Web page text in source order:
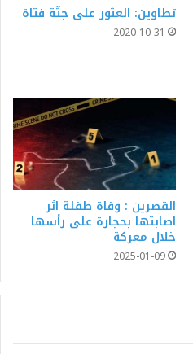
تطاوين: العثور على جثّة فتاة
2020-10-31
القصرين : وفاة طفلة اثر
اصابتها بحجارة على رأسها
خلال معركة
2025-01-09